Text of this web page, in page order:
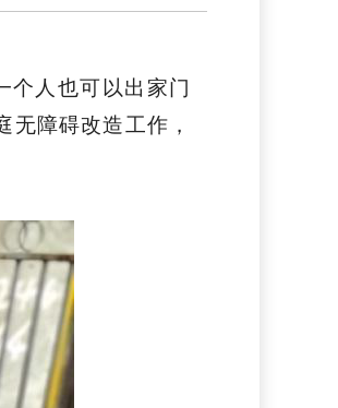
个人也可以出家门
障碍改造工作，